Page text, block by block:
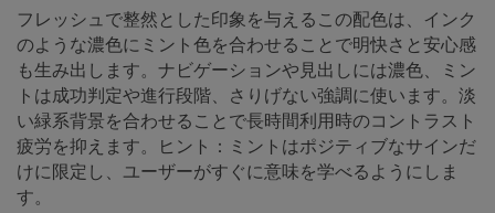
フレッシュで整然とした印象を与えるこの配色は、インク
のような濃色にミント色を合わせることで明快さと安心感
も生み出します。ナビゲーションや見出しには濃色、ミン
トは成功判定や進行段階、さりげない強調に使います。淡
い緑系背景を合わせることで長時間利用時のコントラスト
疲労を抑えます。ヒント：ミントはポジティブなサインだ
けに限定し、ユーザーがすぐに意味を学べるようにしま
す。